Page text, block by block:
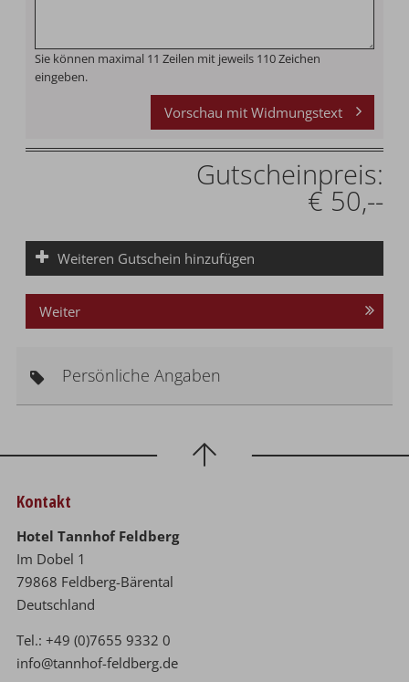
Sie können maximal 11 Zeilen mit jeweils 110 Zeichen
eingeben.
Vorschau mit Widmungstext
Gutscheinpreis:
€ 50,--
Weiteren Gutschein hinzufügen
Weiter
Persönliche Angaben
Kontakt
Hotel Tannhof Feldberg
Im Dobel 1
79868 Feldberg-Bärental
Deutschland
Tel.:+49 (0)7655 9332 0
info@tannhof-feldberg.de